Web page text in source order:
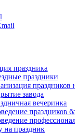
праздника
праздники
праздников
завода
вечеринка
праздников
на праздник